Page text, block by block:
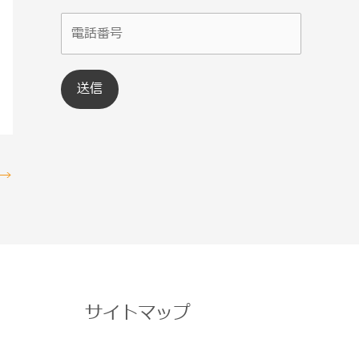
サイトマップ